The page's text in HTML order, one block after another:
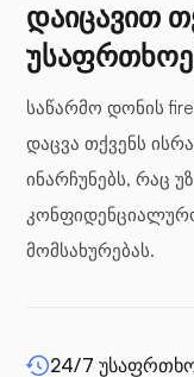
დაიცავით
საწარმო დონის
დაცვა თქვენს
ინარჩუნებს, რაც
მომსახურებას.
24/7